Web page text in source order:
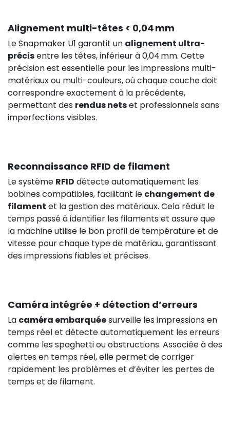
Alignement multi-têtes < 0,04 mm
Le Snapmaker U1 garantit un alignement ultra-
précisentre les têtes, inférieur à 0,04 mm. Cette
précision est essentielle pour les impressions multi-
matériaux ou multi-couleurs, où chaque couche doit
correspondre exactement à la précédente,
permettant des rendus netset professionnels sans
imperfections visibles.
Reconnaissance RFID de filament
Le système RFID détecte automatiquement les
bobines compatibles, facilitant le changement de
filament et la gestion des matériaux. Cela réduit le
temps passé à identifier les filaments et assure que
la machine utilise le bon profil de température et de
vitesse pour chaque type de matériau, garantissant
des impressions fiables et précises.
Caméra intégrée + détection d’erreurs
La caméra embarquéesurveille les impressions en
temps réel et détecte automatiquement les erreurs
comme les spaghetti ou obstructions. Associée à des
alertes en temps réel, elle permet de corriger
rapidement les problèmes et d’éviter les pertes de
temps et de filament.